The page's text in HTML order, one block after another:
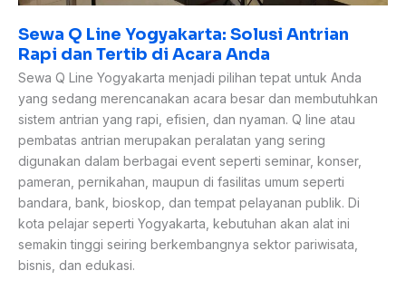
Sewa Q Line Yogyakarta: Solusi Antrian
Rapi dan Tertib di Acara Anda
Sewa Q Line Yogyakarta menjadi pilihan tepat untuk Anda
yang sedang merencanakan acara besar dan membutuhkan
sistem antrian yang rapi, efisien, dan nyaman. Q line atau
pembatas antrian merupakan peralatan yang sering
digunakan dalam berbagai event seperti seminar, konser,
pameran, pernikahan, maupun di fasilitas umum seperti
bandara, bank, bioskop, dan tempat pelayanan publik. Di
kota pelajar seperti Yogyakarta, kebutuhan akan alat ini
semakin tinggi seiring berkembangnya sektor pariwisata,
bisnis, dan edukasi.